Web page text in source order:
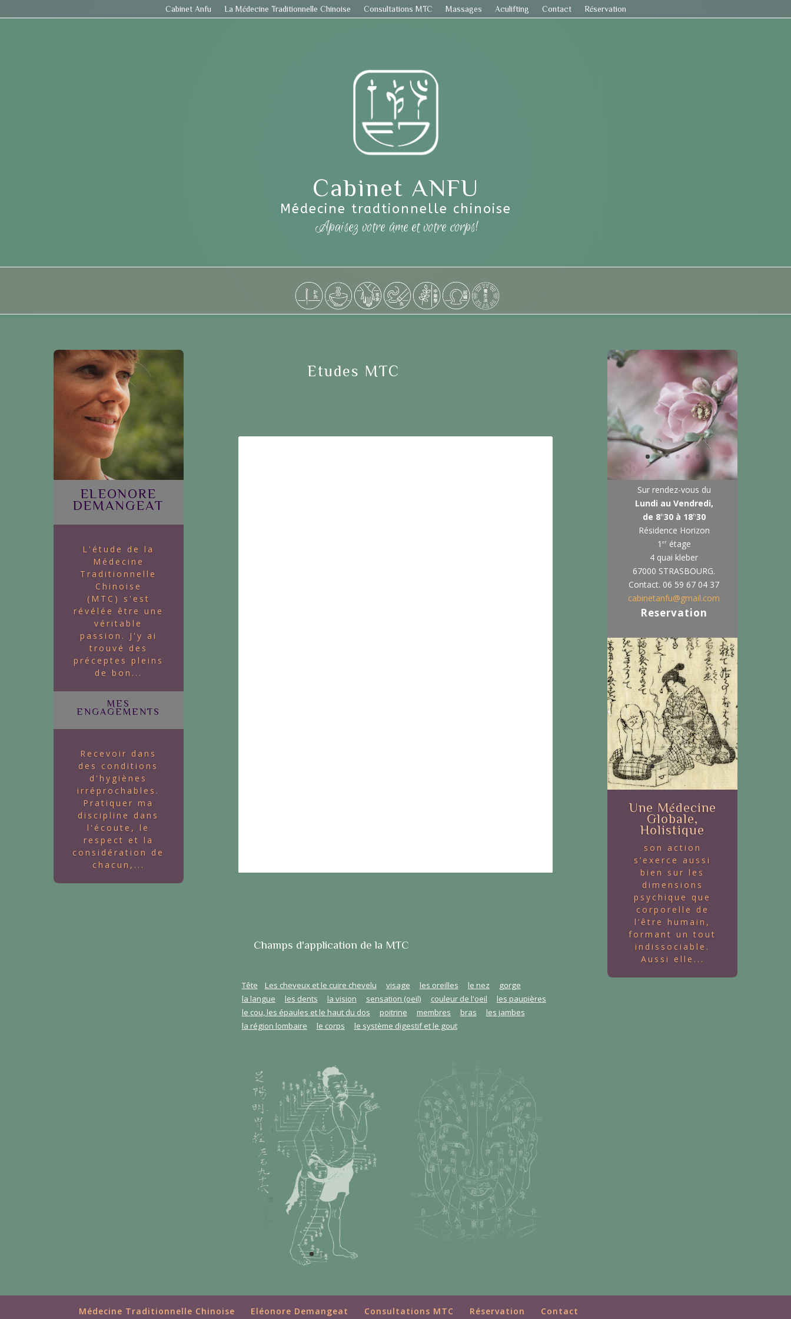
Cabinet Anfu La Médecine Traditionnelle Chinoise Consultations MTC Massages Aculifting Contact Réservation
Cabinet ANFU
Médecine tradtionnelle chinoise
Apaisez votre âme et votre corps!
ELEONORE
DEMANGEAT
L'étude de la
Médecine
Traditionnelle
Chinoise
(MTC) s'est
révélée être une
véritable
passion. J'y ai
trouvé des
préceptes pleins
de bon...
MES
ENGAGEMENTS
Recevoir dans
des conditions
d'hygiènes
irréprochables.
Pratiquer ma
discipline dans
l'écoute, le
respect et la
considération de
chacun,...
Etudes MTC
Champs d'application de la MTC
Tête Les cheveux et le cuire chevelu visage les oreilles le nez
gorge
la langue
les dents la vision sensation (oeil) couleur de l'oeil
les paupières
le cou, les épaules et le haut du dos
poitrine membres bras
les jambes
la région lombaire
le corps le système digestif et le gout
Sur rendez-vous du
Lundi au Vendredi,
de 8h30 à 18h30
Résidence Horizon
1 erétage
4 quai kleber
67000 STRASBOURG.
Contact. 06 59 67 04 37
cabinetanfu@gmail.com
Reservation
Une Médecine
Globale,
Holistique
son action
s’exerce aussi
bien sur les
dimensions
psychique que
corporelle de
l’être humain,
formant un tout
indissociable.
Aussi elle...
Médecine Traditionnelle Chinoise Eléonore Demangeat Consultations MTC Réservation Contact